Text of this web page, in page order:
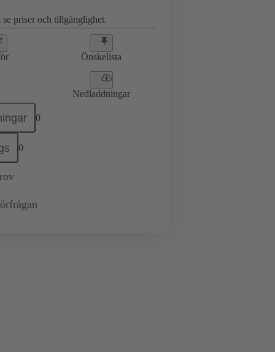
priser och tillgänglighet.
Önskelista
Nedladdningar
0
0